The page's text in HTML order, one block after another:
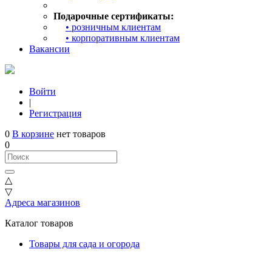
Подарочные сертификаты:
• розничным клиентам
• корпоративным клиентам
Вакансии
Войти
|
Регистрация
0 В корзине нет товаров
0
△
▽
Адреса магазинов
Каталог товаров
Товары для сада и огорода